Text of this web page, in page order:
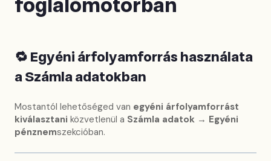
foglalómotorban
🔁Egyéni árfolyamforrás használata
a Számla adatokban
Mostantól lehetőséged van egyéni árfolyamforrást
kiválasztani közvetlenül a Számla adatok → Egyéni
pénznemszekcióban.